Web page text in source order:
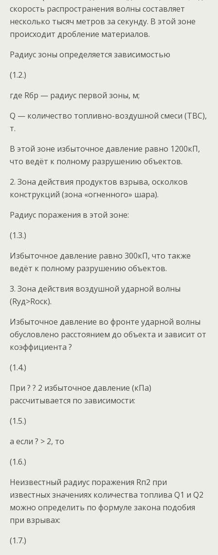
скорость распространения волны составляет
несколько тысяч метров за секунду. В этой зоне
происходит дробление материалов.
Радиус зоны определяется зависимостью
(1.2.)
где Rбр — радиус первой зоны, м;
Q — количество топливно-воздушной смеси (ТВС),
т.
В этой зоне избыточное давление равно 1200кП,
что ведёт к полному разрушению объектов.
2. Зона действия продуктов взрыва, осколков
конструкций (зона «огненного» шара).
Радиус поражения в этой зоне:
(1.3.)
Избыточное давление равно 300кП, что также
ведёт к полному разрушению объектов.
3. Зона действия воздушной ударной волны
(Rуд>Rоск).
Избыточное давление во фронте ударной волны
обусловлено расстоянием до объекта и зависит от
коэффициента ?
(1.4.)
При ? ? 2 избыточное давление (кПа)
рассчитывается по зависимости:
(1.5.)
а если ? > 2, то
(1.6.)
Неизвестный радиус поражения Rп2 при
известных значениях количества топлива Q1 и Q2
можно определить по формуле закона подобия
при взрывах:
(1.7.)